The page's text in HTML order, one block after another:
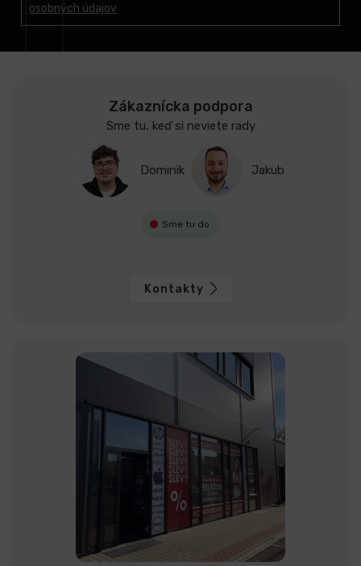
osobných údajov
Zákaznícka podpora
Sme tu, keď si neviete rady
Dominik Jakub
Sme tu do
Kontakty